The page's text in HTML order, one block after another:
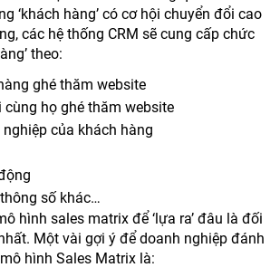
‘khách hàng’ có cơ hội chuyển đổi cao
các hệ thống CRM sẽ cung cấp chức
theo:
ghé thăm website
họ ghé thăm website
của khách hàng
số khác…
hình sales matrix để ‘lựa ra’ đâu là đối
Một vài gợi ý để doanh nghiệp đánh
hình Sales Matrix là: